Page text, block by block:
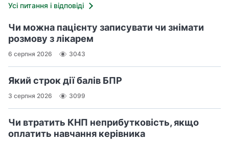
Усі питання і відповіді
Чи можна пацієнту записувати чи знімати
розмову з лікарем
6 серпня 2026 3043
Який строк дії балів БПР
3 серпня 2026 3099
Чи втратить КНП неприбутковість, якщо
оплатить навчання керівника